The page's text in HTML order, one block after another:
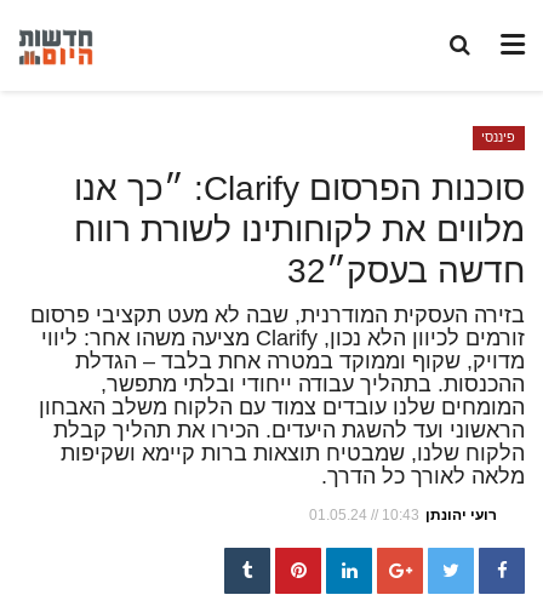
פיננסי
סוכנות הפרסום Clarify: ״כך אנו
מלווים את לקוחותינו לשורת רווח
חדשה בעסק״32
בזירה העסקית המודרנית, שבה לא מעט תקציבי פרסום
זורמים לכיוון הלא נכון, Clarify מציעה משהו אחר: ליווי
מדויק, שקוף וממוקד במטרה אחת בלבד – הגדלת
ההכנסות. בתהליך עבודה ייחודי ובלתי מתפשר,
המומחים שלנו עובדים צמוד עם הלקוח משלב האבחון
הראשוני ועד להשגת היעדים. הכירו את תהליך קבלת
הלקוח שלנו, שמבטיח תוצאות ברות קיימא ושקיפות
מלאה לאורך כל הדרך.
רועי יהונתן 01.05.24 // 10:43